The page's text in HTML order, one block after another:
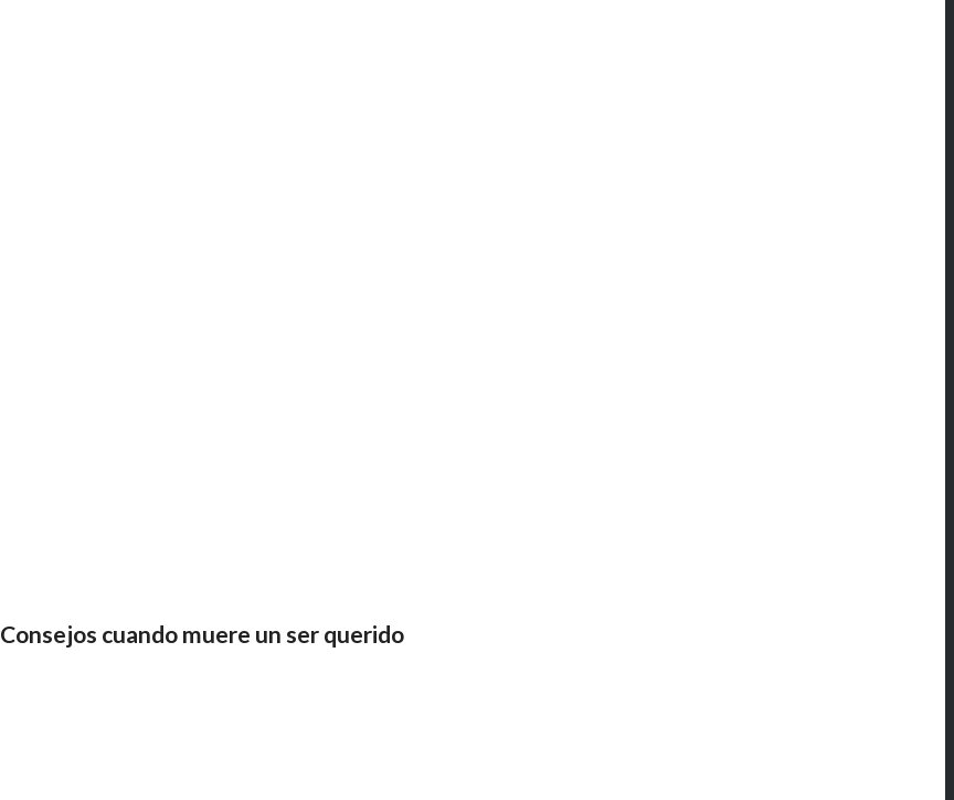
Consejos cuando muere un ser querido